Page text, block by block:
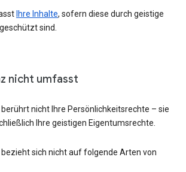
Ihre Inhalte, sofern diese durch geistige
sind.
nicht umfasst
berührt nicht Ihre Persönlichkeitsrechte – sie
Ihre geistigen Eigentumsrechte.
bezieht sich nicht auf folgende Arten von